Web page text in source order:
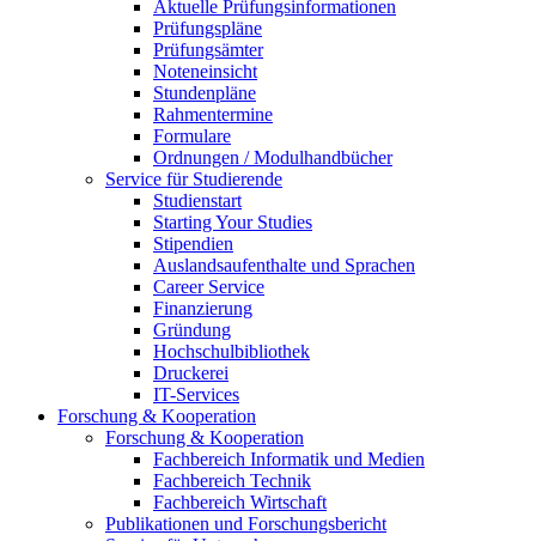
Aktuelle Prüfungsinformationen
Prüfungspläne
Prüfungsämter
Noteneinsicht
Stundenpläne
Rahmentermine
Formulare
Ordnungen / Modulhandbücher
Service für Studierende
Studienstart
Starting Your Studies
Stipendien
Auslandsaufenthalte und Sprachen
Career Service
Finanzierung
Gründung
Hochschulbibliothek
Druckerei
IT-Services
Forschung & Kooperation
Forschung & Kooperation
Fachbereich Informatik und Medien
Fachbereich Technik
Fachbereich Wirtschaft
Publikationen und Forschungsbericht